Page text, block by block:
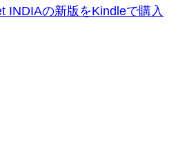
INDIAの新版をKindleで購入